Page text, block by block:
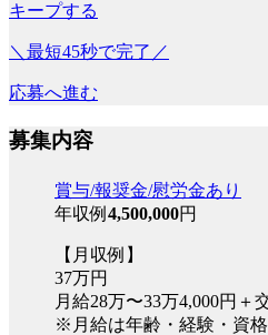
キープする
＼最短45秒で完了／
応募へ進む
募集内容
賞与/報奨金/慰労金あり
年収例 4,500,000円
【月収例】
37万円
月給28万〜33万4,000円＋
※月給は年齢・経験・資